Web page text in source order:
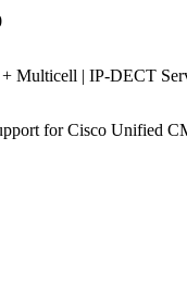
Multicell | IP-DECT
for Cisco Unified